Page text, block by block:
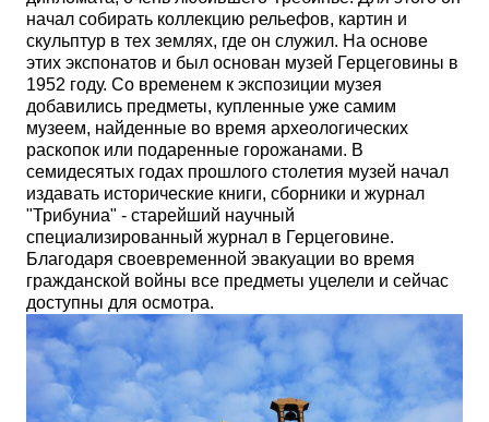
начал собирать коллекцию рельефов, картин и
скульптур в тех землях, где он служил. На основе
этих экспонатов и был основан музей Герцеговины в
1952 году. Со временем к экспозиции музея
добавились предметы, купленные уже самим
музеем, найденные во время археологических
раскопок или подаренные горожанами. В
семидесятых годах прошлого столетия музей начал
издавать исторические книги, сборники и журнал
"Трибуниа" - старейший научный
специализированный журнал в Герцеговине.
Благодаря своевременной эвакуации во время
гражданской войны все предметы уцелели и сейчас
доступны для осмотра.